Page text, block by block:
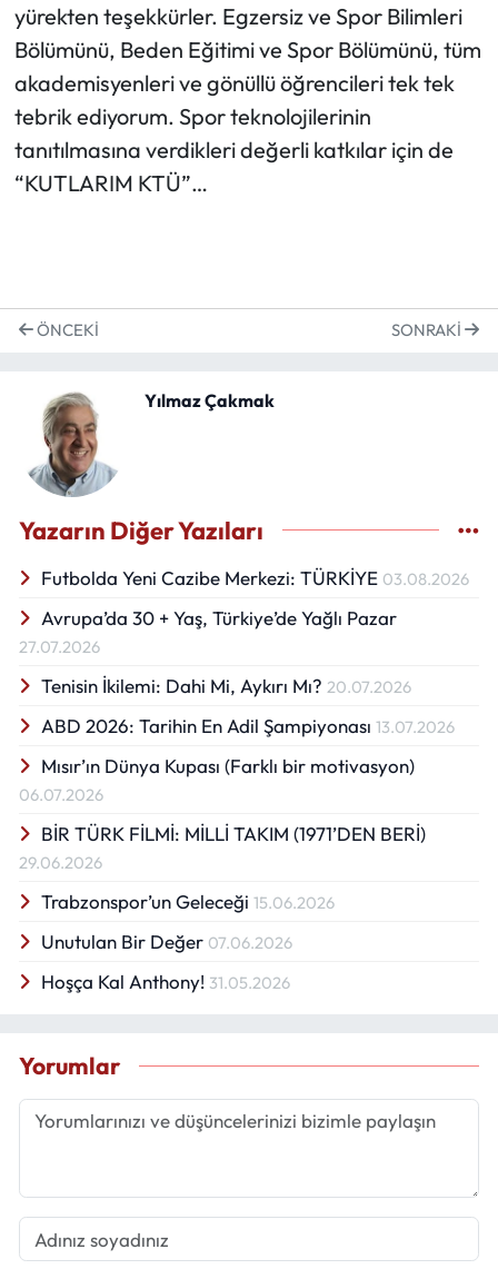
yürekten teşekkürler. Egzersiz ve Spor Bilimleri
Bölümünü, Beden Eğitimi ve Spor Bölümünü, tüm
akademisyenleri ve gönüllü öğrencileri tek tek
tebrik ediyorum. Spor teknolojilerinin
tanıtılmasına verdikleri değerli katkılar için de
“KUTLARIM KTÜ”…
ÖNCEKI SONRAKI
Yılmaz Çakmak
Yazarın Diğer Yazıları
Futbolda Yeni Cazibe Merkezi: TÜRKİYE 03.08.2026
Avrupa’da 30 + Yaş, Türkiye’de Yağlı Pazar
27.07.2026
Tenisin İkilemi: Dahi Mi, Aykırı Mı? 20.07.2026
ABD 2026: Tarihin En Adil Şampiyonası 13.07.2026
Mısır’ın Dünya Kupası (Farklı bir motivasyon)
06.07.2026
BİR TÜRK FİLMİ: MİLLİ TAKIM (1971’DEN BERİ)
29.06.2026
Trabzonspor’un Geleceği 15.06.2026
Unutulan Bir Değer 07.06.2026
Hoşça Kal Anthony! 31.05.2026
Yorumlar